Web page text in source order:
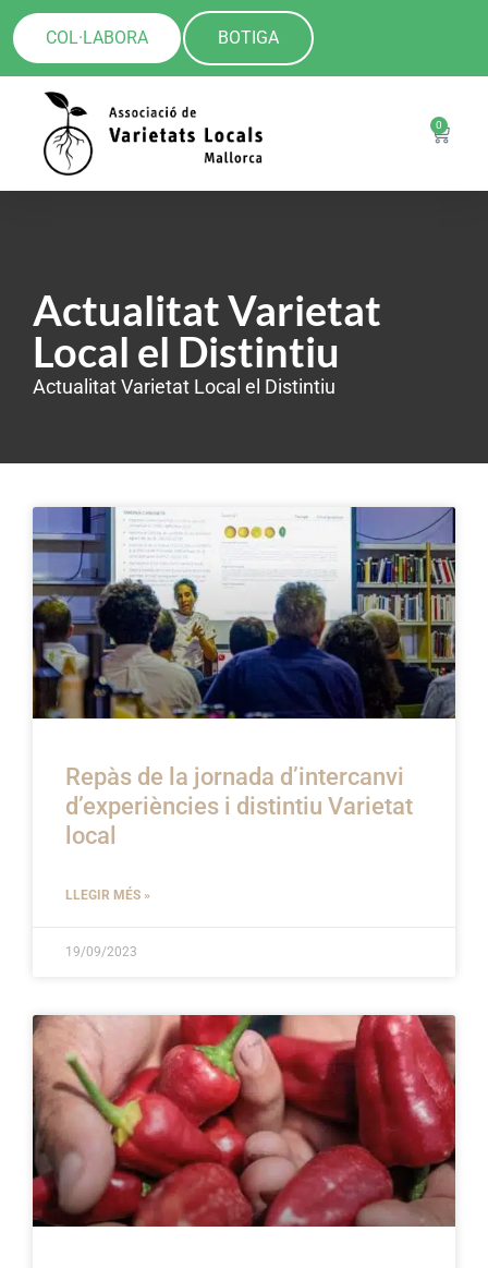
COL·LABORA BOTIGA
0
Actualitat Varietat
Local el Distintiu
Actualitat Varietat Local el Distintiu
Repàs de la jornada d’intercanvi
d’experiències i distintiu Varietat
local
LLEGIR MÉS »
19/09/2023